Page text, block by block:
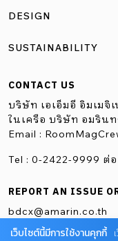
DESIGN
SUSTAINABILITY
CONTACT US
บริษัท เอเอ็มอี อิมเมจิ
ในเครือ บริษัท อมรินท
Email :
Tel : 0-2422-9999 ต่
REPORT AN ISSUE
bdcx@amarin.co.th
เว็บไซต์นี้มีการใช้งานคุกกี้